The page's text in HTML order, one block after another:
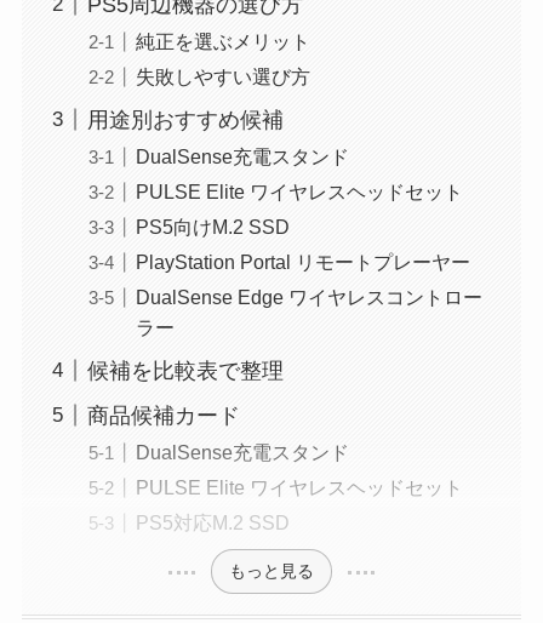
純正を選ぶメリット
失敗しやすい選び方
用途別おすすめ候補
DualSense充電スタンド
PULSE Elite ワイヤレスヘッドセット
PS5向けM.2 SSD
PlayStation Portal リモートプレーヤー
DualSense Edge ワイヤレスコントロー
ラー
候補を比較表で整理
商品候補カード
DualSense充電スタンド
PULSE Elite ワイヤレスヘッドセット
PS5対応M.2 SSD
もっと見る